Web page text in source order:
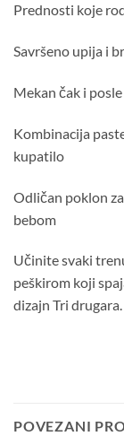
Prednosti koje
Savršeno upija i
Mekan čak i
Kombinacija
kupatilo
Odličan poklon
bebom
Učinite svaki
peškirom koji
dizajn Tri drugara.
POVEZANI